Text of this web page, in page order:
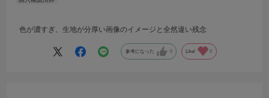
色が濃すぎ、生地が分厚い画像のイメージと全然違い残念
参考になった 0 Like! 0